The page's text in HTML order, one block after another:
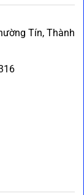
Tín, Thành